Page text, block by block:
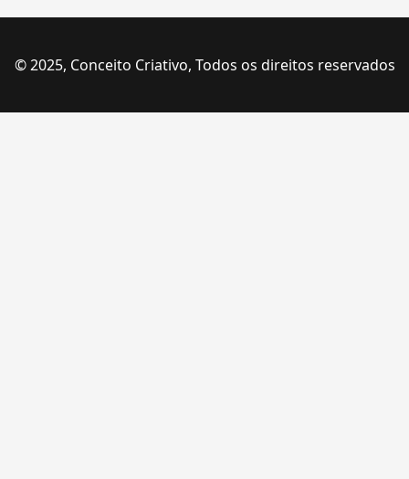
© 2025, Conceito Criativo, Todos os direitos reservados